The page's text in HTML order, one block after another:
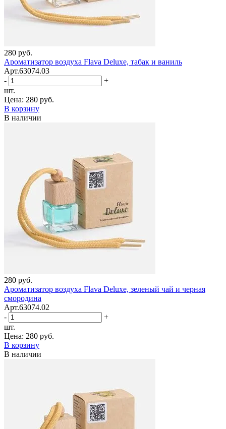
280 руб.
Ароматизатор воздуха Flava Deluxe, табак и ваниль
Арт.63074.03
-
+
шт.
Цена: 280 руб.
В корзину
В наличии
280 руб.
Ароматизатор воздуха Flava Deluxe, зеленый чай и черная
смородина
Арт.63074.02
-
+
шт.
Цена: 280 руб.
В корзину
В наличии